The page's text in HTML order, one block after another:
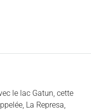
le lac Gatun, cette
La Represa,